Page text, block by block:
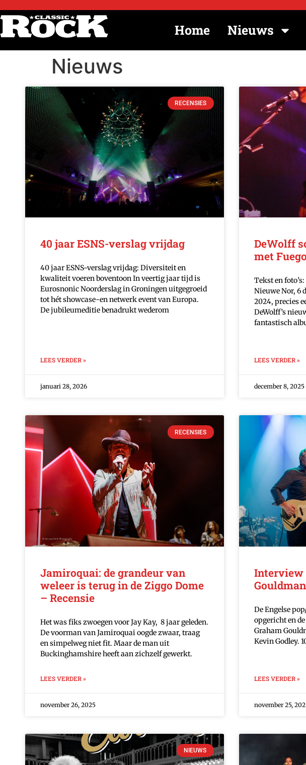
Home Nieuws
Nieuws
RECENSIES
40 jaar ESNS-verslag vrijdag
40 jaar ESNS-verslag vrijdag: Diversiteit en
kwaliteit voeren boventoon In veertig jaar tijd is
Eurosnonic Noorderslag in Groningen uitgegroeid
tot hét showcase-en netwerk event van Europa.
De jubileumeditie benadrukt wederom
LEES VERDER »
januari 28, 2026
DeWolff
met
Tekst en
Nieuwe Nor, 6
2024, precies
DeWolff’s
fantastisch
LEES VERDER »
december 8, 2025
RECENSIES
Jamiroquai: de grandeur van
weleer is terug in de Ziggo Dome
– Recensie
Het was fiks zwoegen voor Jay Kay, 8 jaar geleden.
De voorman van Jamiroquai oogde zwaar, traag
en simpelweg niet fit. Maar de man uit
Buckinghamshire heeft aan zichzelf gewerkt.
LEES VERDER »
november 26, 2025
Interview
De Engelse
opgericht en
Graham
Kevin Godley.
LEES VERDER »
november 25,
NIEUWS